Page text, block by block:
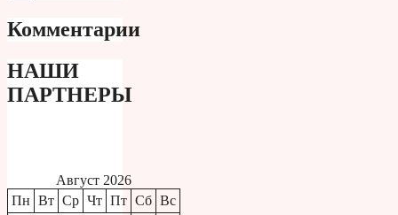
Комментарии
НАШИ
ПАРТНЕРЫ
Август 2026
Пн Вт Ср Чт Пт Сб Вс